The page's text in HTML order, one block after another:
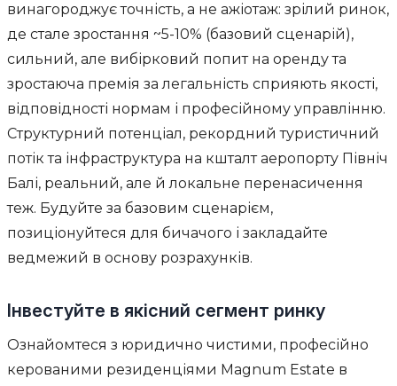
винагороджує точність, а не ажіотаж: зрілий ринок,
де стале зростання ~5-10% (базовий сценарій),
сильний, але вибірковий попит на оренду та
зростаюча премія за легальність сприяють якості,
відповідності нормам і професійному управлінню.
Структурний потенціал, рекордний туристичний
потік та інфраструктура на кшталт аеропорту Північ
Балі, реальний, але й локальне перенасичення
теж. Будуйте за базовим сценарієм,
позиціонуйтеся для бичачого і закладайте
ведмежий в основу розрахунків.
Інвестуйте в якісний сегмент ринку
Ознайомтеся з юридично чистими, професійно
керованими резиденціями Magnum Estate в